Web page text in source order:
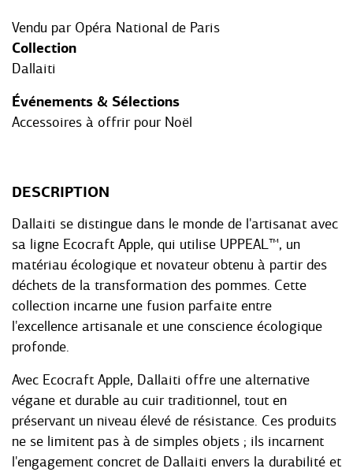
Vendu par Opéra National de Paris
Collection
Dallaiti
Événements & Sélections
Accessoires à offrir pour Noël
DESCRIPTION
Dallaiti se distingue dans le monde de l'artisanat avec
sa ligne Ecocraft Apple, qui utilise UPPEAL™, un
matériau écologique et novateur obtenu à partir des
déchets de la transformation des pommes. Cette
collection incarne une fusion parfaite entre
l'excellence artisanale et une conscience écologique
profonde.
Avec Ecocraft Apple, Dallaiti offre une alternative
végane et durable au cuir traditionnel, tout en
préservant un niveau élevé de résistance. Ces produits
ne se limitent pas à de simples objets ; ils incarnent
l'engagement concret de Dallaiti envers la durabilité et